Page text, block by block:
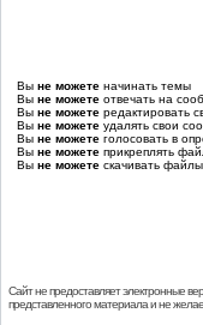
Вы не можете начинать темы
Вы не можете отвечать на
Вы не можете редактировать
Вы не можете удалять свои
Вы не можете голосовать в
Вы не можете прикреплять
Вы не можете скачивать файлы
Сайт не предоставляет электронные
представленного материала и не